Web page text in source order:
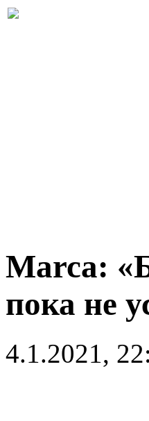
Marca:
пока не
4.1.2021,